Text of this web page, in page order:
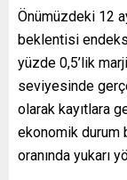
Önümüzdeki 12
beklentisi
yüzde 0,5’lik
seviyesinde
olarak kayıtlara
ekonomik durum
oranında yukarı